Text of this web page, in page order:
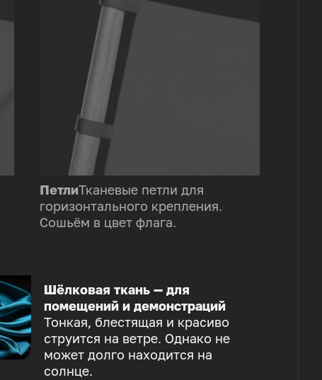
ПетлиТканевые петли для
горизонтального крепления.
Сошьём в цвет флага.
Шёлковая ткань — для
помещений и демонстраций
Тонкая, блестящая и красиво
струится на ветре. Однако не
может долго находится на
солнце.